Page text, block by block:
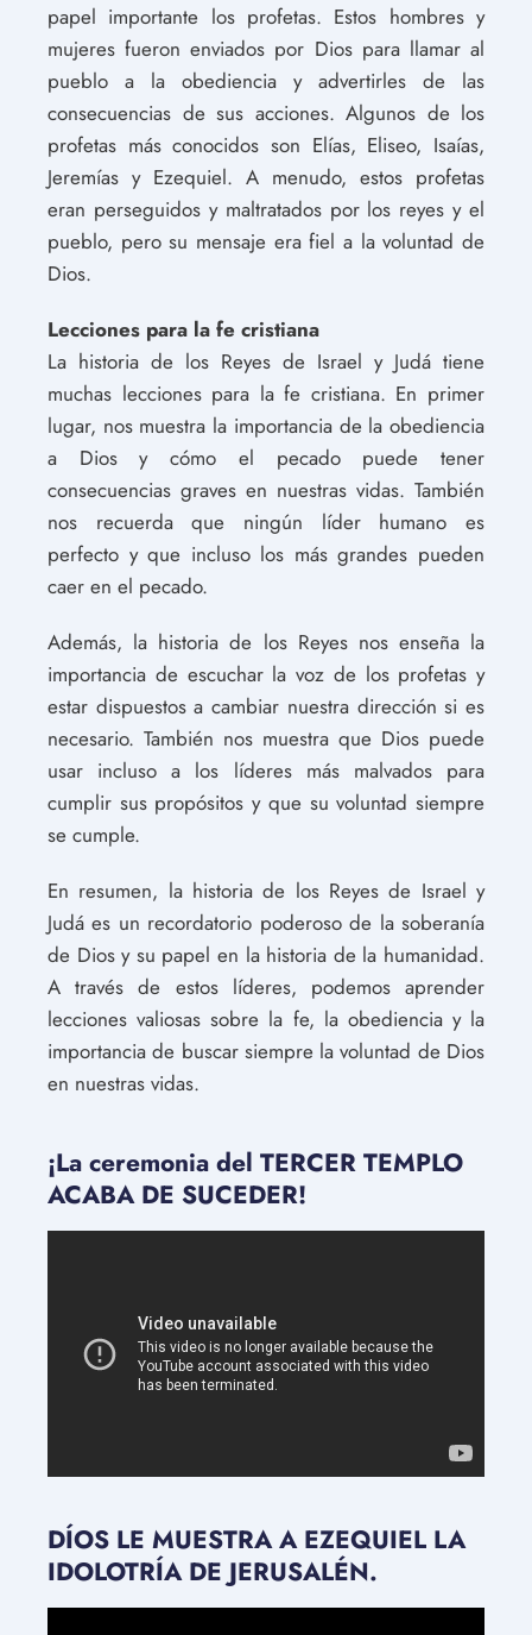
papel importante los profetas. Estos hombres y
mujeres fueron enviados por Dios para llamar al
pueblo a la obediencia y advertirles de las
consecuencias de sus acciones. Algunos de los
profetas más conocidos son Elías, Eliseo, Isaías,
Jeremías y Ezequiel. A menudo, estos profetas
eran perseguidos y maltratados por los reyes y el
pueblo, pero su mensaje era fiel a la voluntad de
Dios.
Lecciones para la fe cristiana
La historia de los Reyes de Israel y Judá tiene
muchas lecciones para la fe cristiana. En primer
lugar, nos muestra la importancia de la obediencia
a Dios y cómo el pecado puede tener
consecuencias graves en nuestras vidas. También
nos recuerda que ningún líder humano es
perfecto y que incluso los más grandes pueden
caer en el pecado.
Además, la historia de los Reyes nos enseña la
importancia de escuchar la voz de los profetas y
estar dispuestos a cambiar nuestra dirección si es
necesario. También nos muestra que Dios puede
usar incluso a los líderes más malvados para
cumplir sus propósitos y que su voluntad siempre
se cumple.
En resumen, la historia de los Reyes de Israel y
Judá es un recordatorio poderoso de la soberanía
de Dios y su papel en la historia de la humanidad.
A través de estos líderes, podemos aprender
lecciones valiosas sobre la fe, la obediencia y la
importancia de buscar siempre la voluntad de Dios
en nuestras vidas.
¡La ceremonia del TERCER TEMPLO
ACABA DE SUCEDER!
DÍOS LE MUESTRA A EZEQUIEL LA
IDOLOTRÍA DE JERUSALÉN.